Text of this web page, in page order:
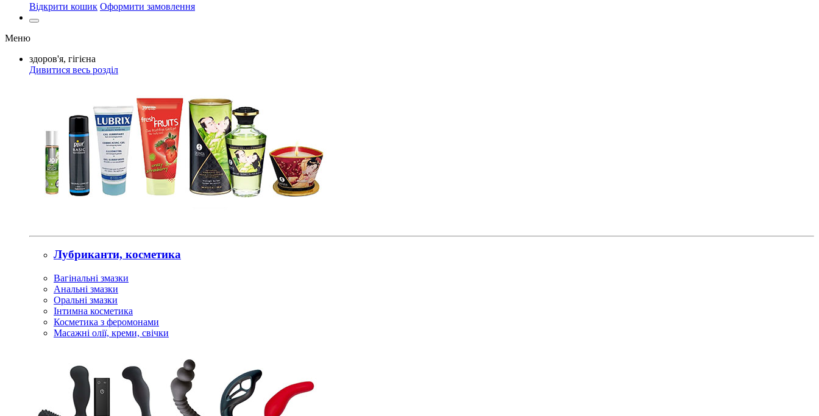
Відкрити кошик Оформити замовлення
Меню
здоров'я, гігієна
Дивитися весь розділ
Лубриканти, косметика
Вагінальні змазки
Анальні змазки
Оральні змазки
Інтимна косметика
Косметика з феромонами
Масажні олії, креми, свічки